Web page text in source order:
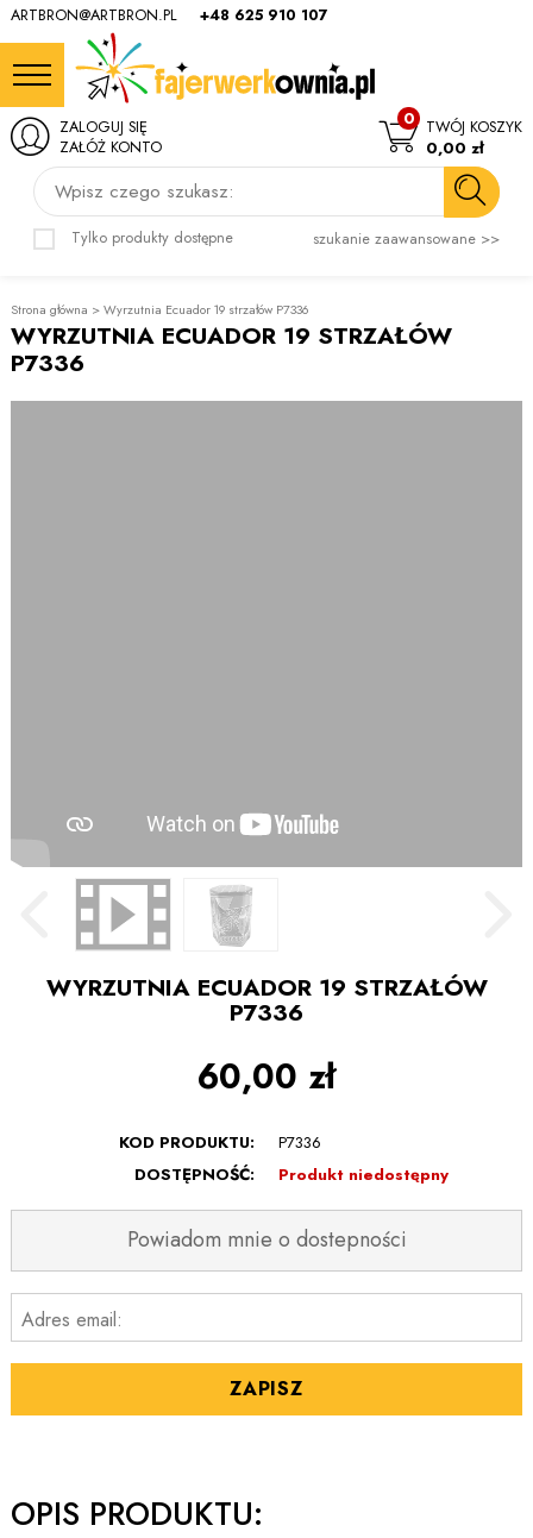
ARTBRON@ARTBRON.PL +48 625 910 107
Wpisz czego szukasz:
Tylko produkty dostępne szukanie zaawansowane >>
ZALOGUJ SIĘ
ZAŁÓŻ KONTO
TWÓJ KOSZYK
0
0,00 zł
Strona główna >Wyrzutnia Ecuador 19 strzałów P7336
WYRZUTNIA ECUADOR 19 STRZAŁÓW
P7336
WYRZUTNIA ECUADOR 19 STRZAŁÓW
P7336
60,00 zł
KOD PRODUKTU:
P7336
DOSTĘPNOŚĆ:
Produkt niedostępny
Powiadom mnie o dostepności
Adres email:
ZAPISZ
OPIS PRODUKTU: